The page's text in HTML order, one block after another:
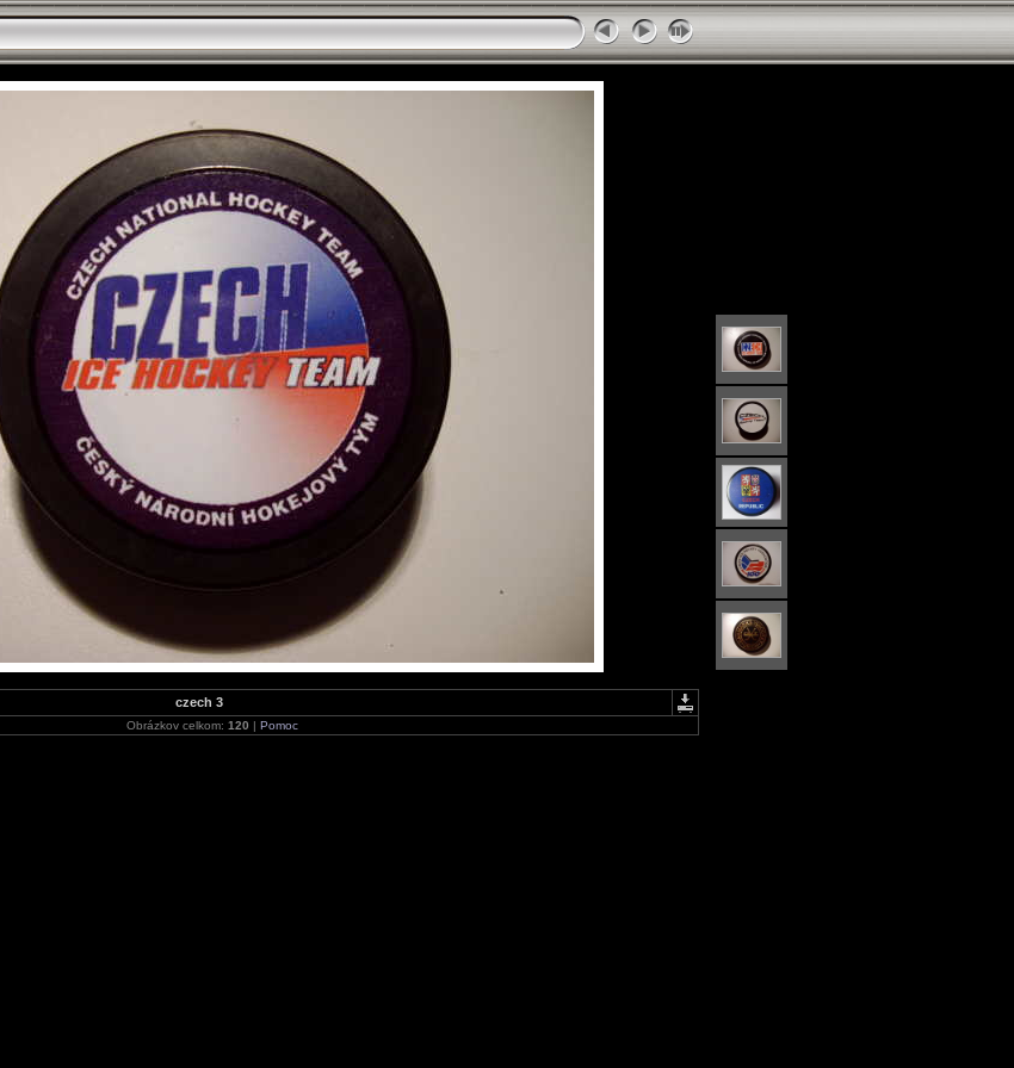
czech 3
Obrázkov celkom: 120 | Pomoc